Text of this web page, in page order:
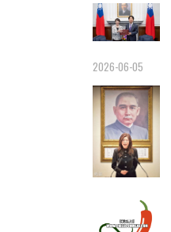
2026-06-05